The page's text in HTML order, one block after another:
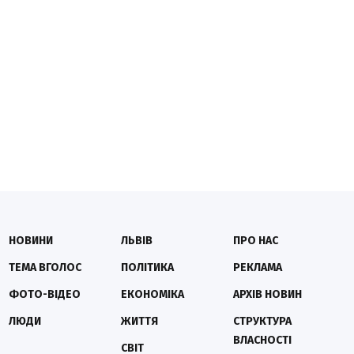
НОВИНИ
ТЕМА ВГОЛОС
ФОТО-ВІДЕО
ЛЮДИ
ЛЬВІВ
ПОЛІТИКА
ЕКОНОМІКА
ЖИТТЯ
СВІТ
ПРО НАС
РЕКЛАМА
АРХІВ НОВИН
СТРУКТУРА
ВЛАСНОСТІ